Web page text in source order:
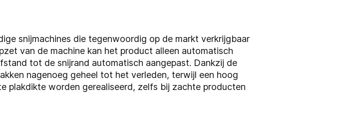
snijmachines die tegenwoordig op de markt verkrijgbaar
van de machine kan het product alleen automatisch
tot de snijrand automatisch aangepast. Dankzij de
nagenoeg geheel tot het verleden, terwijl een hoog
plakdikte worden gerealiseerd, zelfs bij zachte producten